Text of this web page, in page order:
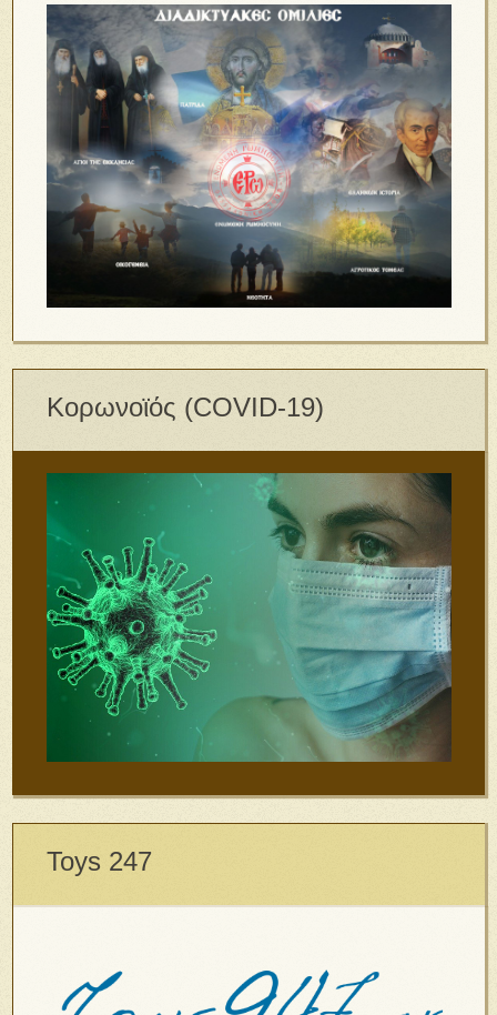
Κορωνοϊός (COVID-19)
Toys 247